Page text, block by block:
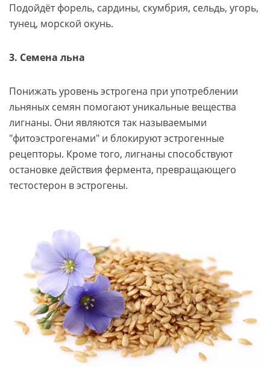
Подойдёт форель, сардины, скумбрия, сельдь, угорь,
тунец, морской окунь.
3. Семена льна
Понижать уровень эстрогена при употреблении
льняных семян помогают уникальные вещества
лигнаны. Они являются так называемыми
"фитоэстрогенами" и блокируют эстрогенные
рецепторы. Кроме того, лигнаны способствуют
остановке действия фермента, превращающего
тестостерон в эстрогены.